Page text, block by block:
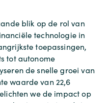
blik op de rol van
technologie in
toepassingen,
tot autonome
de snelle groei van
waarde van 22,6
we de impact op